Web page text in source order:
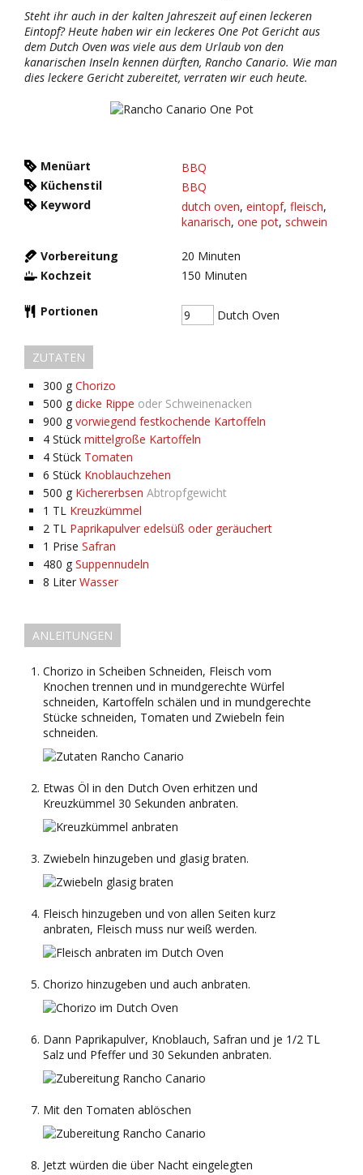
Steht ihr auch in der kalten Jahreszeit auf einen leckeren
Eintopf? Heute haben wir ein leckeres One Pot Gericht aus
dem Dutch Oven was viele aus dem Urlaub von den
kanarischen Inseln kennen dürften, Rancho Canario. Wie man
dies leckere Gericht zubereitet, verraten wir euch heute.
Menüart
BBQ
Küchenstil
BBQ
Keyword
dutch oven, eintopf, fleisch,
kanarisch, one pot, schwein
Vorbereitung 20 Minuten
Kochzeit
150 Minuten
Portionen Dutch Oven
ZUTATEN
300 g Chorizo
500 g dicke Rippe oder Schweinenacken
900 g vorwiegend festkochende Kartoffeln
4 Stück mittelgroße Kartoffeln
4 Stück Tomaten
6 Stück Knoblauchzehen
500 g Kichererbsen Abtropfgewicht
1 TL Kreuzkümmel
2 TL Paprikapulver edelsüß oder geräuchert
1 Prise Safran
480 g Suppennudeln
8 Liter Wasser
ANLEITUNGEN
Chorizo in Scheiben Schneiden, Fleisch vom
Knochen trennen und in mundgerechte Würfel
schneiden, Kartoffeln schälen und in mundgerechte
Stücke schneiden, Tomaten und Zwiebeln fein
schneiden.
Etwas Öl in den Dutch Oven erhitzen und
Kreuzkümmel 30 Sekunden anbraten.
Zwiebeln hinzugeben und glasig braten.
Fleisch hinzugeben und von allen Seiten kurz
anbraten, Fleisch muss nur weiß werden.
Chorizo hinzugeben und auch anbraten.
Dann Paprikapulver, Knoblauch, Safran und je 1/2 TL
Salz und Pfeffer und 30 Sekunden anbraten.
Mit den Tomaten ablöschen
Jetzt würden die über Nacht eingelegten